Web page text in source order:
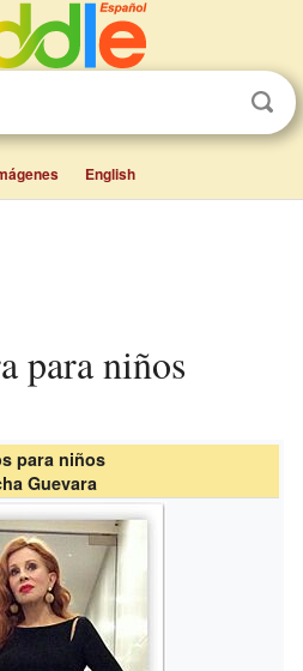
English
para niños
para niños
Guevara